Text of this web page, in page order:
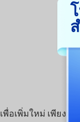
เพื่อเพิ่มใหม่ เพียงแ